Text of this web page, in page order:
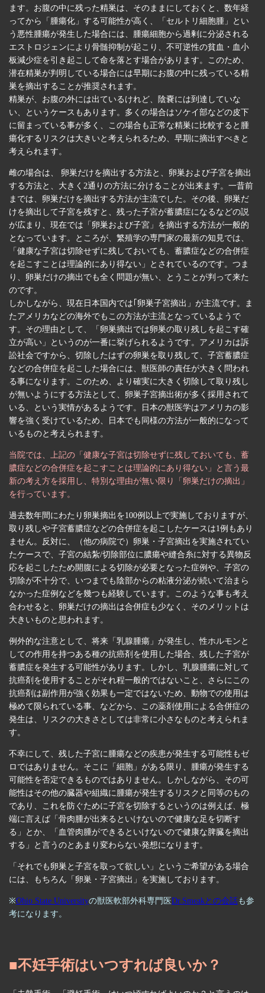
ます。お腹の中に残った精巣は、そのままにしておくと、数年経
ってから「腫瘍化」する可能性が高く、「セルトリ細胞腫」とい
う悪性腫瘍が発生した場合には、腫瘍細胞から過剰に分泌される
エストロジェンにより骨髄抑制が起こり、不可逆性の貧血・血小
板減少症を引き起こして命を落とす場合があります。このため、
潜在精巣が判明している場合には早期にお腹の中に残っている精
巣を摘出することが推奨されます。
精巣が、お腹の外には出ているけれど、陰嚢には到達していな
い、というケースもあります。多くの場合はソケイ部などの皮下
に留まっている事が多く、この場合も正常な精巣に比較すると腫
瘍化するリスクは大きいと考えられるため、早期に摘出すべきと
考えられます。
雌の場合は、 卵巣だけを摘出する方法と、卵巣および子宮を摘出
する方法と、大きく2通りの方法に分けることが出来ます。一昔前
までは、卵巣だけを摘出する方法が主流でした。その後、卵巣だ
けを摘出して子宮を残すと、残った子宮が蓄膿症になるなどの説
が広まり、現在では「卵巣および子宮」を摘出する方法が一般的
となっています。ところが、繁殖学の専門家の最新の知見では、
「健康な子宮は切除せずに残しておいても、蓄膿症などの合併症
を起こすことは理論的にあり得ない」とされているのです。つま
り、卵巣だけの摘出でも全く問題が無い、とうことが判って来た
のです。
しかしながら、現在日本国内では｢卵巣子宮摘出」が主流です。ま
たアメリカなどの海外でもこの方法が主流となっているようで
す。その理由として、「卵巣摘出では卵巣の取り残しを起こす確
立が高い」というのが一番に挙げられるようです。アメリカは訴
訟社会ですから、切除したはずの卵巣を取り残して、子宮蓄膿症
などの合併症を起こした場合には、獣医師の責任が大きく問われ
る事になります。このため、より確実に大きく切除して取り残し
が無いようにする方法として、卵巣子宮摘出術が多く採用されて
いる、という実情があるようです。日本の獣医学はアメリカの影
響を強く受けているため、日本でも同様の方法が一般的になって
いるものと考えられます。
当院では、上記の「健康な子宮は切除せずに残しておいても、蓄
膿症などの合併症を起こすことは理論的にあり得ない」と言う最
新の考え方を採用し、特別な理由が無い限り「卵巣だけの摘出」
を行っています。
過去数年間にわたり卵巣摘出を100例以上で実施しておりますが、
取り残しや子宮蓄膿症などの合併症を起こしたケースは1例もあり
ません。反対に、（他の病院で）卵巣・子宮摘出を実施されてい
たケースで、子宮の結紮/切除部位に膿瘍や縫合糸に対する異物反
応を起こしたため開腹による切除が必要となった症例や、子宮の
切除が不十分で、いつまでも陰部からの粘液分泌が続いて治まら
なかった症例などを幾つも経験しています。このような事も考え
合わせると、卵巣だけの摘出は合併症も少なく、そのメリットは
大きいものと思われます。
例外的な注意として、将来「乳腺腫瘍」が発生し、性ホルモンと
しての作用を持つある種の抗癌剤を使用した場合、残した子宮が
蓄膿症を発生する可能性があります。しかし、乳腺腫瘍に対して
抗癌剤を使用することがそれ程一般的ではないこと、さらにこの
抗癌剤は副作用が強く効果も一定ではないため、動物での使用は
極めて限られている事、などから、この薬剤使用による合併症の
発生は、リスクの大きさとしては非常に小さなものと考えられま
す。
不幸にして、残した子宮に腫瘍などの疾患が発生する可能性もゼ
ロではありません。そこに「細胞」がある限り、腫瘍が発生する
可能性を否定できるものではありません。しかしながら、その可
能性はその他の臓器や組織に腫瘍が発生するリスクと同等のもの
であり、これを防ぐために子宮を切除するというのは例えば、極
端に言えば「骨肉腫が出来るといけないので健康な足を切断す
る」とか、「血管肉腫ができるといけないので健康な脾臓を摘出
する」と言うのとあまり変わらない発想になります。
「それでも卵巣と子宮を取って欲しい」というご希望がある場合
には、もちろん「卵巣・子宮摘出」を実施しております。
※Ohio State Universityの獣医軟部外科専門医Dr.Smeakとの会話も参
考になります。
■不妊手術はいつすれば良いか？